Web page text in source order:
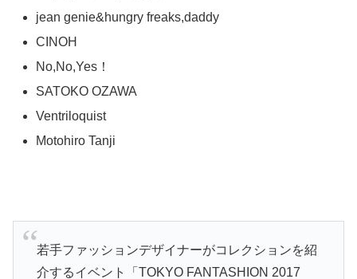
jean genie&hungry freaks,daddy
CINOH
No,No,Yes！
SATOKO OZAWA
Ventriloquist
Motohiro Tanji
若手ファッションデザイナーがコレクションを紹
介するイベント「TOKYO FANTASHION 2017